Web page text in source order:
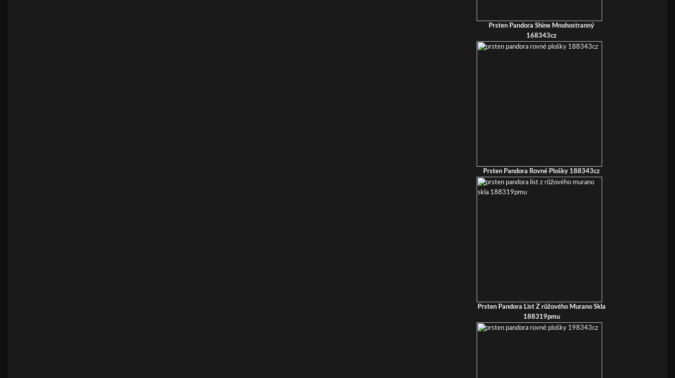
Prsten Pandora Shine Mnohostranný
168343cz
Prsten Pandora Rovné Plošky 188343cz
Prsten Pandora List Z růžového Murano Skla
188319pmu